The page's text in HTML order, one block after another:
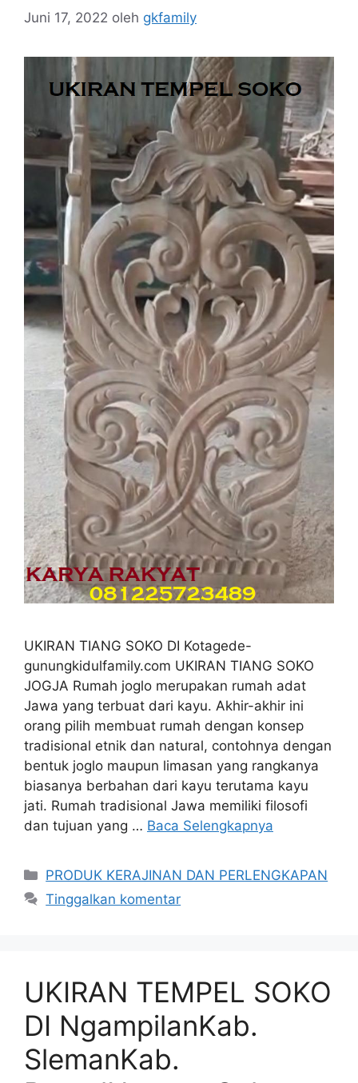
Juni 17, 2022 oleh gkfamily
UKIRAN TIANG SOKO DI Kotagede-
gunungkidulfamily.com UKIRAN TIANG SOKO
JOGJA Rumah joglo merupakan rumah adat
Jawa yang terbuat dari kayu. Akhir-akhir ini
orang pilih membuat rumah dengan konsep
tradisional etnik dan natural, contohnya dengan
bentuk joglo maupun limasan yang rangkanya
biasanya berbahan dari kayu terutama kayu
jati. Rumah tradisional Jawa memiliki filosofi
dan tujuan yang … Baca Selengkapnya
Kategori
PRODUK KERAJINAN DAN PERLENGKAPAN
Tinggalkan komentar
UKIRAN TEMPEL SOKO
DI NgampilanKab.
SlemanKab.